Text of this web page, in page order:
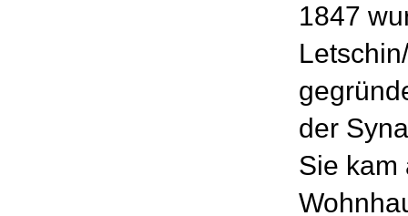
1847
der
Sie kam